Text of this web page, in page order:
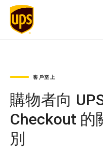
客戶至上
購物者向
Checkout 的
別